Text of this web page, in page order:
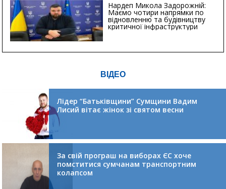
Нардеп Микола Задорожній:
Маємо чотири напрямки по
відновленню та будівництву
критичної інфраструктури
ВІДЕО
Лідер “Батьківщини” Сумщини Вадим
Лисий вітає жінок зі святом весни
За свій програш на виборах ЄС хоче
помститися сумчанам транспортним
колапсом